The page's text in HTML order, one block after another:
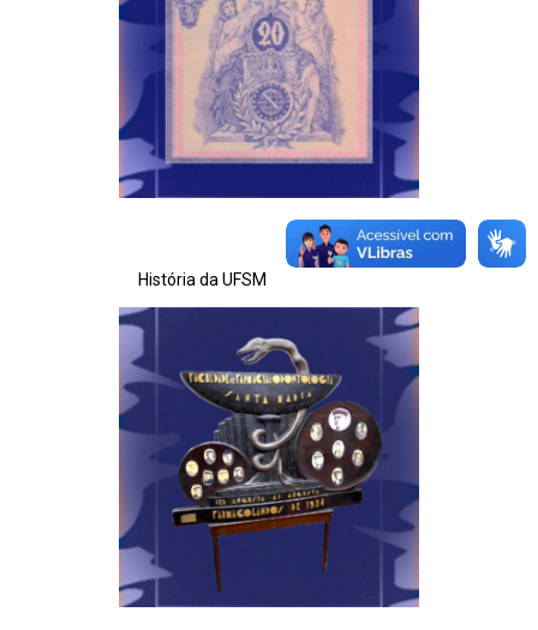
História da UFSM